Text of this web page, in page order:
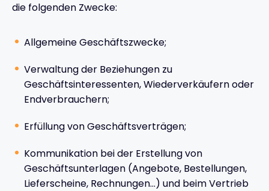
die folgenden Zwecke:
Allgemeine Geschäftszwecke;
Verwaltung der Beziehungen zu
Geschäftsinteressenten, Wiederverkäufern oder
Endverbrauchern;
Erfüllung von Geschäftsverträgen;
Kommunikation bei der Erstellung von
Geschäftsunterlagen (Angebote, Bestellungen,
Lieferscheine, Rechnungen...) und beim Vertrieb